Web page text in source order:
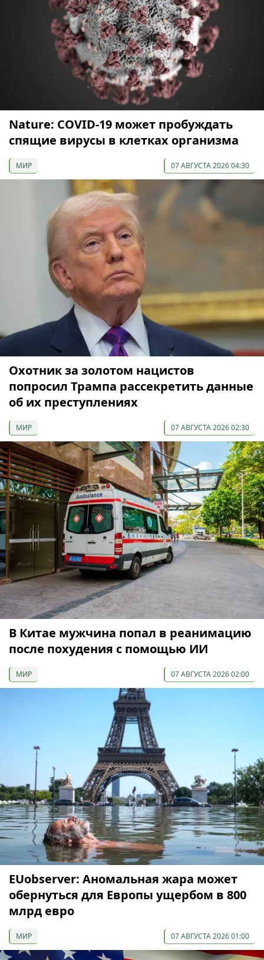
Nature: COVID-19 может пробуждать
спящие вирусы в клетках организма
МИР 07 АВГУСТА 2026 04:30
Охотник за золотом нацистов
попросил Трампа рассекретить данные
об их преступлениях
МИР 07 АВГУСТА 2026 02:30
В Китае мужчина попал в реанимацию
после похудения с помощью ИИ
МИР 07 АВГУСТА 2026 02:00
EUobserver: Аномальная жара может
обернуться для Европы ущербом в 800
млрд евро
МИР 07 АВГУСТА 2026 01:00